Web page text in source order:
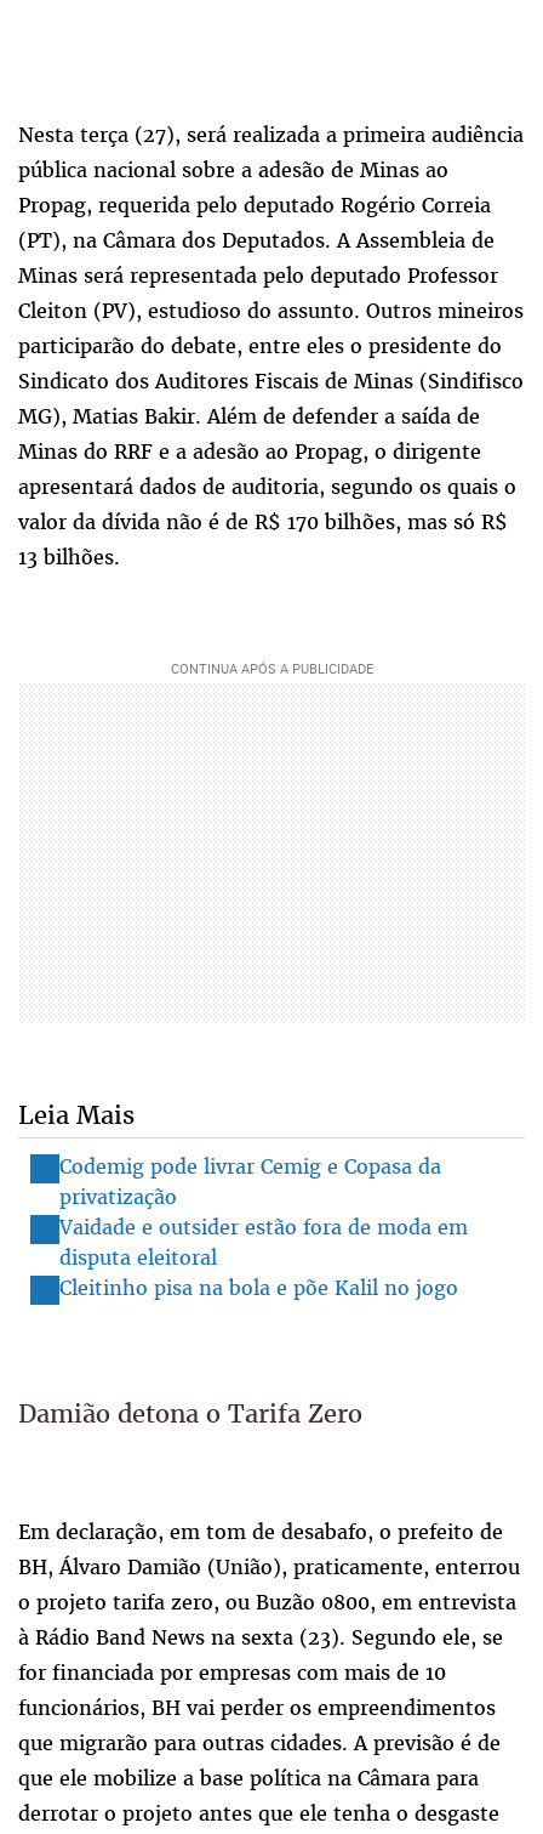
Nesta terça (27), será realizada a primeira audiência
pública nacional sobre a adesão de Minas ao
Propag, requerida pelo deputado Rogério Correia
(PT), na Câmara dos Deputados. A Assembleia de
Minas será representada pelo deputado Professor
Cleiton (PV), estudioso do assunto. Outros mineiros
participarão do debate, entre eles o presidente do
Sindicato dos Auditores Fiscais de Minas (Sindifisco
MG), Matias Bakir. Além de defender a saída de
Minas do RRF e a adesão ao Propag, o dirigente
apresentará dados de auditoria, segundo os quais o
valor da dívida não é de R$ 170 bilhões, mas só R$
13 bilhões.
Leia Mais
Codemig pode livrar Cemig e Copasa da
privatização
Vaidade e outsider estão fora de moda em
disputa eleitoral
Cleitinho pisa na bola e põe Kalil no jogo
Damião detona o Tarifa Zero
Em declaração, em tom de desabafo, o prefeito de
BH, Álvaro Damião (União), praticamente, enterrou
o projeto tarifa zero, ou Buzão 0800, em entrevista
à Rádio Band News na sexta (23). Segundo ele, se
for financiada por empresas com mais de 10
funcionários, BH vai perder os empreendimentos
que migrarão para outras cidades. A previsão é de
que ele mobilize a base política na Câmara para
derrotar o projeto antes que ele tenha o desgaste